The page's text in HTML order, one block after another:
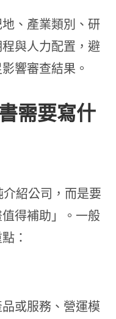
、產業類別、研
與人力配置，避
響審查結果。
需要寫什
紹公司，而是要
得補助」。一般
：
或服務、營運模